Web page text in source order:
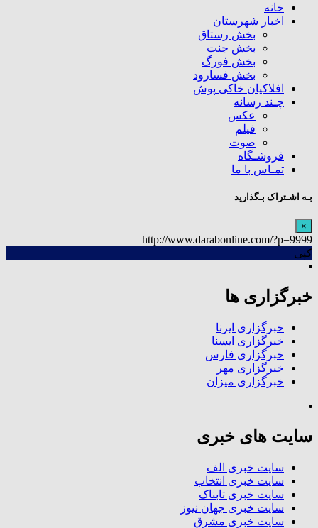
خانه
اخبار شهرستان
بخش رستاق
بخش جنت
بخش فورگ
بخش فسارود
افلاکیان خاکی پوش
چـند رسانه
عکس
فیلم
صوت
فروشـگاه
تمـاس با ما
بـه اشـتراک بـگذارید
×
http://www.darabonline.com/?p=9999
کپی
خبرگزاری ها
خبرگزاری ایرنا
خبرگزاری ایسنا
خبرگزاری فارس
خبرگزاری مهر
خبرگزاری میزان
سایت های خبری
سایت خبری الف
سایت خبری انتخاب
سایت خبری تابناک
سایت خبری جهان نیوز
سایت خبری مشرق